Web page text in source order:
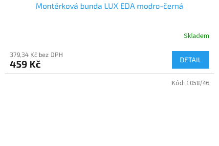
Montérková bunda LUX EDA modro-černá
Skladem
379,34 Kč bez DPH
459 Kč DETAIL
Kód: 1058/46